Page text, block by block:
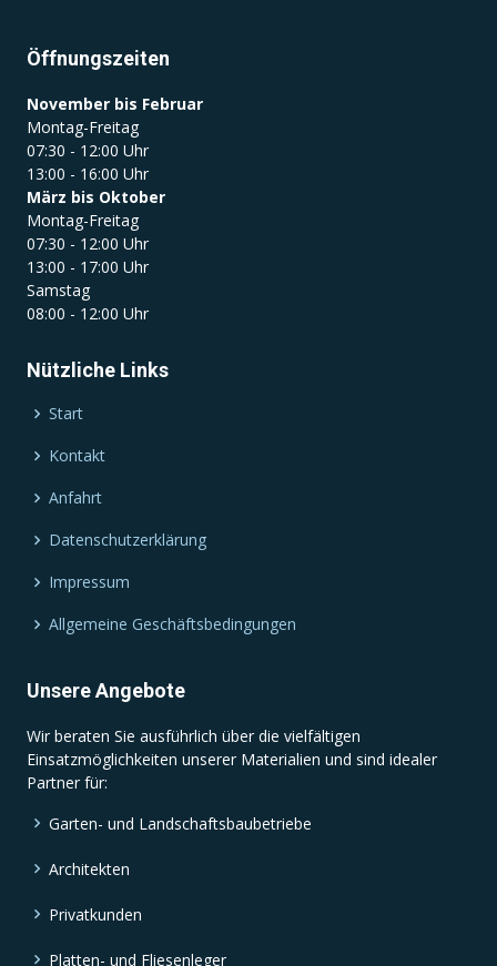
Öffnungszeiten
November bis Februar
Montag-Freitag
07:30 - 12:00 Uhr
13:00 - 16:00 Uhr
März bis Oktober
Montag-Freitag
07:30 - 12:00 Uhr
13:00 - 17:00 Uhr
Samstag
08:00 - 12:00 Uhr
Nützliche Links
Start
Kontakt
Anfahrt
Datenschutzerklärung
Impressum
Allgemeine Geschäftsbedingungen
Unsere Angebote
Wir beraten Sie ausführlich über die vielfältigen
Einsatzmöglichkeiten unserer Materialien und sind idealer
Partner für:
Garten- und Landschaftsbaubetriebe
Architekten
Privatkunden
Platten- und Fliesenleger